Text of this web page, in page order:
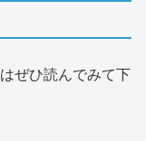
ぜひ読んでみて下